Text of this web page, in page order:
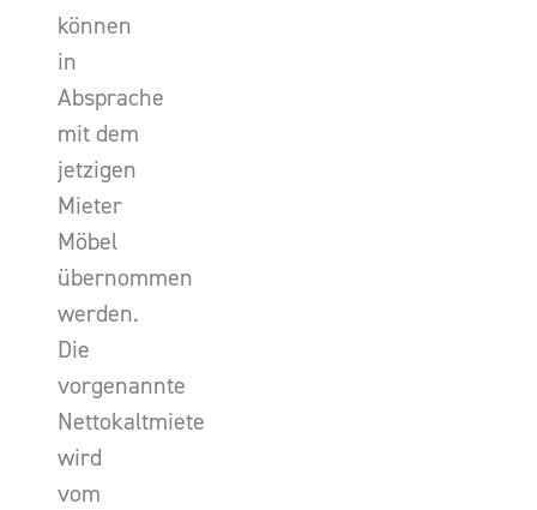
können
in
Absprache
mit dem
jetzigen
Mieter
Möbel
übernommen
werden.
Die
vorgenannte
Nettokaltmiete
wird
vom